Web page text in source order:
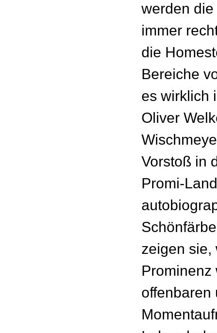
werden
immer
die
Bereiche
es wirklich
Oliver
Vorstoß in
Promi-
zeigen sie,
Prominenz
offenbaren